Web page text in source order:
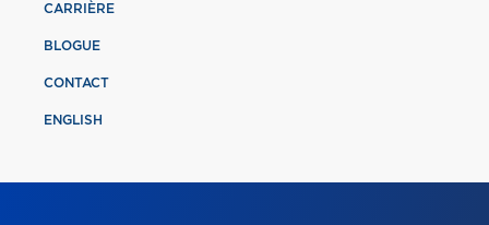
CARRIÈRE
BLOGUE
CONTACT
ENGLISH